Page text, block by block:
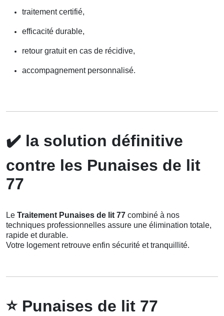
traitement certifié,
efficacité durable,
retour gratuit en cas de récidive,
accompagnement personnalisé.
✔️ la solution définitive
contre les Punaises de lit
77
Le Traitement Punaises de lit 77 combiné à nos
techniques professionnelles assure une élimination totale,
rapide et durable.
Votre logement retrouve enfin sécurité et tranquillité.
⭐Punaises de lit 77